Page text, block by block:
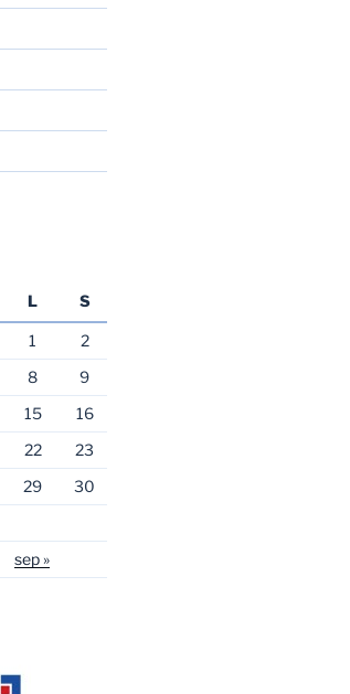
L S
1
2
8
9
15
16
22
23
29
30
sep »